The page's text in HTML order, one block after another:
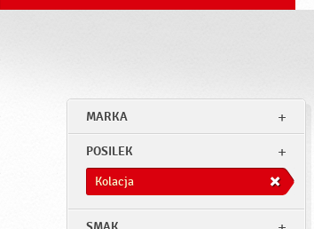
Română
Deutsch
MARKA
POSILEK
Kolacja